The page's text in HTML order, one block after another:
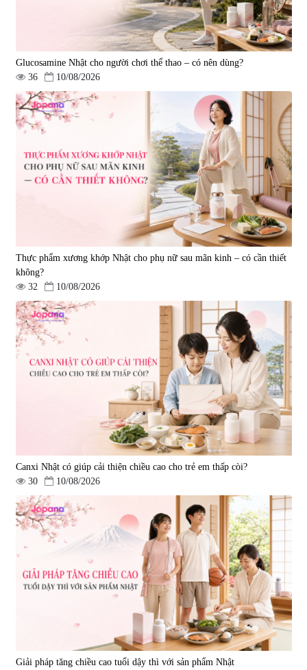
Glucosamine Nhật cho người chơi thể thao – có nên dùng?
36
10/08/2026
Thực phẩm xương khớp Nhật cho phụ nữ sau mãn kinh – có cần thiết
không?
32
10/08/2026
Canxi Nhật có giúp cải thiện chiều cao cho trẻ em thấp còi?
30
10/08/2026
Giải pháp tăng chiều cao tuổi dậy thì với sản phẩm Nhật